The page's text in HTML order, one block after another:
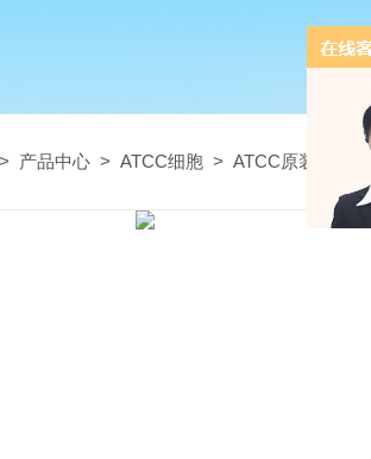
> 产品中心 > ATCC细胞 > ATCC原装细胞系